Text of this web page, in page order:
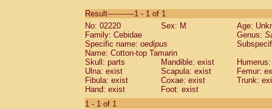
CebidaeSaguinus labiatus(0)
Cebidae Saguinus leucopus (0)
Cebidae
CebidaeSaguinus mystax
Cebidae Saguinus nigricollis (0)
Cebidae Saguinus oedipus
Cebidae Saguinus weddelli
Cebidae Saguinusspp.
Cebidae
Result-----------1 - 1 of 1
No: 02220
Sex: M
Age:
Family: Cebidae
Genus:
Specific name: oedipus
Name: Cotton-top Tamarin
Skull: parts
Mandible: exist
Ulna: exist
Scapula: exist
Femur:
Fibula: exist
Coxae: exist
Trunk:
Hand: exist
Foot: exist
1 - 1 of 1